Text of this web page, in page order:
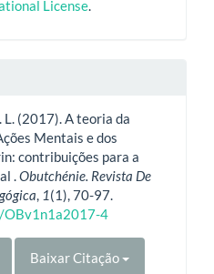
License.
L. (2017). A teoria da
Mentais e dos
contribuições para a
. Obutchénie. Revista De
1(1), 70-97.
4
Baixar Citação